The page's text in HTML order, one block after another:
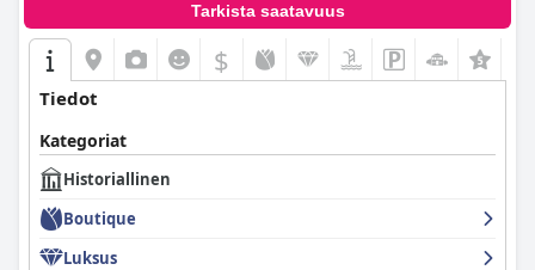
Tarkista saatavuus
$
Tiedot
Kategoriat
Historiallinen
Boutique
Luksus